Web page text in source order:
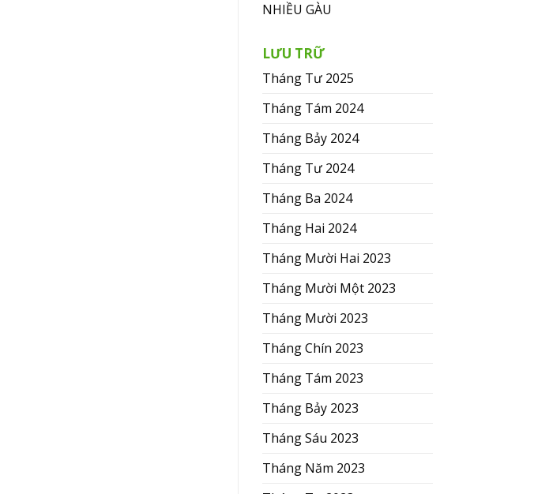
NHIỀU GÀU
LƯU TRỮ
Tháng Tư 2025
Tháng Tám 2024
Tháng Bảy 2024
Tháng Tư 2024
Tháng Ba 2024
Tháng Hai 2024
Tháng Mười Hai 2023
Tháng Mười Một 2023
Tháng Mười 2023
Tháng Chín 2023
Tháng Tám 2023
Tháng Bảy 2023
Tháng Sáu 2023
Tháng Năm 2023